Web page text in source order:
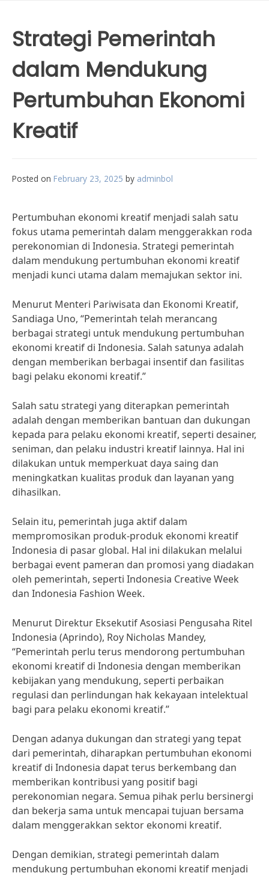
Strategi Pemerintah
dalam Mendukung
Pertumbuhan Ekonomi
Kreatif
Posted on February 23, 2025 by adminbol
Pertumbuhan ekonomi kreatif menjadi salah satu
fokus utama pemerintah dalam menggerakkan roda
perekonomian di Indonesia. Strategi pemerintah
dalam mendukung pertumbuhan ekonomi kreatif
menjadi kunci utama dalam memajukan sektor ini.
Menurut Menteri Pariwisata dan Ekonomi Kreatif,
Sandiaga Uno, “Pemerintah telah merancang
berbagai strategi untuk mendukung pertumbuhan
ekonomi kreatif di Indonesia. Salah satunya adalah
dengan memberikan berbagai insentif dan fasilitas
bagi pelaku ekonomi kreatif.”
Salah satu strategi yang diterapkan pemerintah
adalah dengan memberikan bantuan dan dukungan
kepada para pelaku ekonomi kreatif, seperti desainer,
seniman, dan pelaku industri kreatif lainnya. Hal ini
dilakukan untuk memperkuat daya saing dan
meningkatkan kualitas produk dan layanan yang
dihasilkan.
Selain itu, pemerintah juga aktif dalam
mempromosikan produk-produk ekonomi kreatif
Indonesia di pasar global. Hal ini dilakukan melalui
berbagai event pameran dan promosi yang diadakan
oleh pemerintah, seperti Indonesia Creative Week
dan Indonesia Fashion Week.
Menurut Direktur Eksekutif Asosiasi Pengusaha Ritel
Indonesia (Aprindo), Roy Nicholas Mandey,
“Pemerintah perlu terus mendorong pertumbuhan
ekonomi kreatif di Indonesia dengan memberikan
kebijakan yang mendukung, seperti perbaikan
regulasi dan perlindungan hak kekayaan intelektual
bagi para pelaku ekonomi kreatif.”
Dengan adanya dukungan dan strategi yang tepat
dari pemerintah, diharapkan pertumbuhan ekonomi
kreatif di Indonesia dapat terus berkembang dan
memberikan kontribusi yang positif bagi
perekonomian negara. Semua pihak perlu bersinergi
dan bekerja sama untuk mencapai tujuan bersama
dalam menggerakkan sektor ekonomi kreatif.
Dengan demikian, strategi pemerintah dalam
mendukung pertumbuhan ekonomi kreatif menjadi